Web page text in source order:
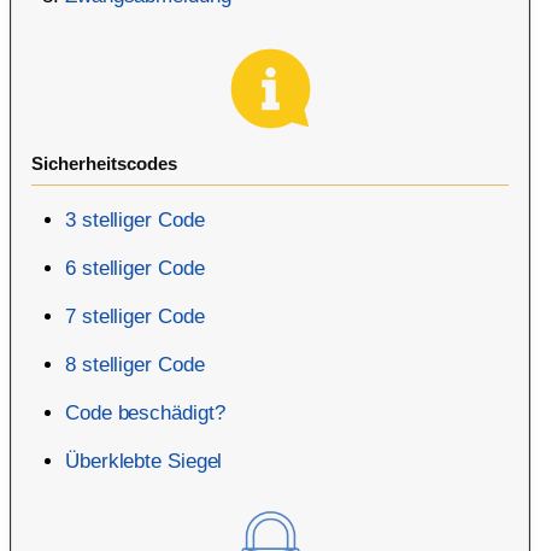
Sicherheitscodes
3 stelliger Code
6 stelliger Code
7 stelliger Code
8 stelliger Code
Code beschädigt?
Überklebte Siegel